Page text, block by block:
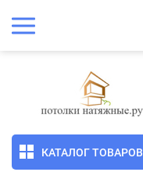
КАТАЛОГ ТОВАРОВ